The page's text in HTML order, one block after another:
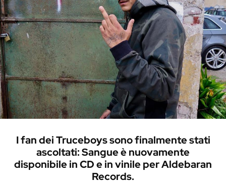
I fan dei Truceboys sono finalmente stati
ascoltati: Sangue è nuovamente
disponibile in CD e in vinile per Aldebaran
Records.